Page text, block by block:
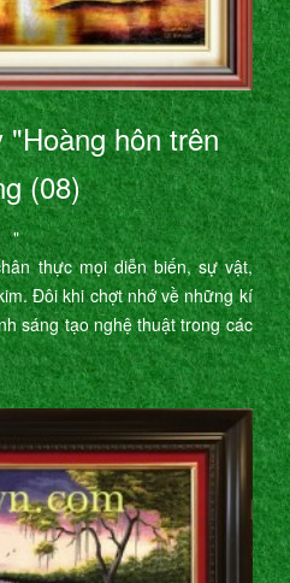
"Hoàng hôn trên
(08)
"
thực mọi diễn biến, sự vật,
Đôi khi chợt nhớ về những kí
sáng tạo nghệ thuật trong các